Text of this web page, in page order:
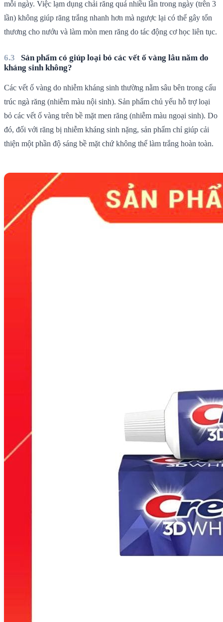
mỗi ngày. Việc lạm dụng chải răng quá nhiều lần trong ngày (trên 3
lần) không giúp răng trắng nhanh hơn mà ngược lại có thể gây tổn
thương cho nướu và làm mòn men răng do tác động cơ học liên tục.
Sản phẩm có giúp loại bỏ các vết ố vàng lâu năm do
kháng sinh không?
Các vết ố vàng do nhiễm kháng sinh thường nằm sâu bên trong cấu
trúc ngà răng (nhiễm màu nội sinh). Sản phẩm chủ yếu hỗ trợ loại
bỏ các vết ố vàng trên bề mặt men răng (nhiễm màu ngoại sinh). Do
đó, đối với răng bị nhiễm kháng sinh nặng, sản phẩm chỉ giúp cải
thiện một phần độ sáng bề mặt chứ không thể làm trắng hoàn toàn.